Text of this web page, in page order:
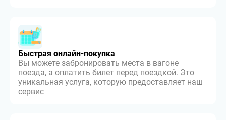
Быстрая онлайн-покупка
Вы можете забронировать места в вагоне
поезда, а оплатить билет перед поездкой. Это
уникальная услуга, которую предоставляет наш
сервис